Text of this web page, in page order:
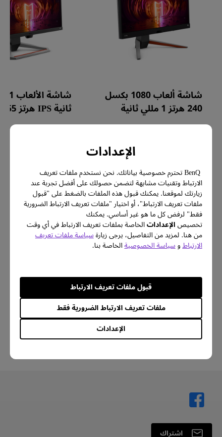
الإعدادات
BenQ تحترم خصوصية بياناتك. نحن نستخدم ملفات تعريف
الارتباط وتقنيات مشابهة لتضمن حصولك على أفضل تجربة عند
زيارتك لموقعنا. يمكنك قبول هذه الملفات بالضغط على "قبول
ملفات تعريف الارتباط"، أو اختيار "ملفات تعريف الارتباط الضرورية
فقط" لرفض كل ما هو غير أساسي. يمكنك
تخصيصالإعداداتالخاصة بملفات تعريف الارتباط في أي وقت
من هنا. لمزيد من التفاصيل، يرجى زيارةسياسة ملفات تعريف
الارتباطوسياسة الخصوصيةالخاصة بنا.
الإعدادات
ملفات تعريف الارتباط الضرورية فقط
قبول ملفات تعريف الارتباط
شاشة ألعاب 1080 بكسل
240 هرتز 1 مللي ثانية
EX270M
التجربة
معرفة المزيد
ثانية IPS هرتز 165
EX2710S
التجربة
اشتراك